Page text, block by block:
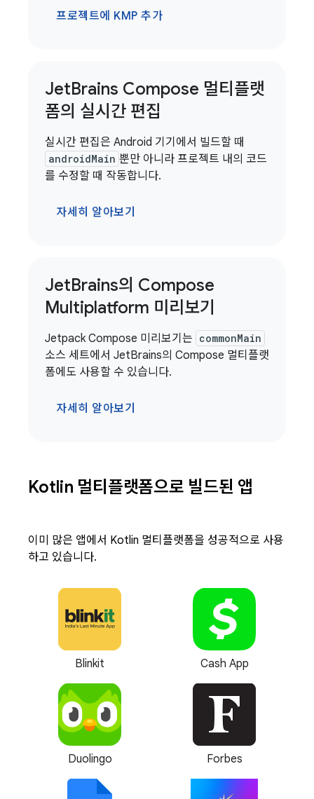
프로젝트에 KMP 추가
JetBrains Compose 멀티플랫
폼의 실시간 편집
실시간 편집은 Android 기기에서 빌드할 때
androidMain 뿐만 아니라 프로젝트 내의 코드
를 수정할 때 작동합니다.
자세히 알아보기
JetBrains의 Compose
Multiplatform 미리보기
Jetpack Compose 미리보기는 commonMain
소스 세트에서 JetBrains의 Compose 멀티플랫
폼에도 사용할 수 있습니다.
자세히 알아보기
Kotlin 멀티플랫폼으로 빌드된 앱
이미 많은 앱에서 Kotlin 멀티플랫폼을 성공적으로 사용
하고 있습니다.
Blinkit Cash App
Duolingo Forbes